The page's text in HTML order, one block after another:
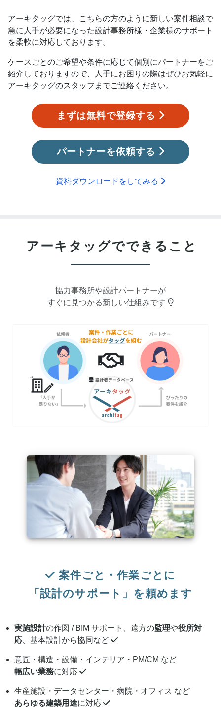
アーキタッグでは、こちらの方のように新しい案件相談で
急に人手が必要になった設計事務所様・企業様のサポート
を柔軟に対応しております。
ケースごとのご希望や条件に応じて個別にパートナーをご
紹介しておりますので、人手にお困りの際はぜひお気軽に
アーキタッグのスタッフまでご連絡ください。
まずは無料で登録する
パートナーを依頼する
資料ダウンロードをしてみる
アーキタッグでできること
協力事務所や設計パートナーが
すぐに見つかる新しい仕組みです
案件ごと・作業ごとに
「設計のサポート」を頼めます
実施設計の作図 / BIM サポート、遠方の監理や役所対
応、基本設計から協同など
意匠・構造・設備・インテリア・PM/CM など
幅広い業務に対応
生産施設・データセンター・病院・オフィス など
あらゆる建築用途に対応